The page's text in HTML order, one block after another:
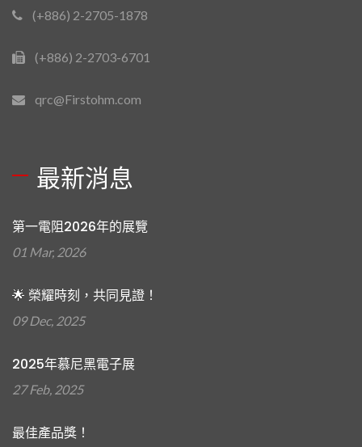
(+886) 2-2705-1878
(+886) 2-2703-6701
qrc@Firstohm.com
最新消息
第一電阻2026年的展覽
01 Mar, 2026
🌟 榮耀時刻，共同見證！
09 Dec, 2025
2025年慕尼黑電子展
27 Feb, 2025
最佳產品獎！